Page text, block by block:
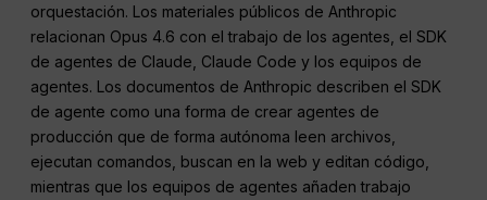
orquestación. Los materiales públicos de Anthropic
relacionan Opus 4.6 con el trabajo de los agentes, el SDK
de agentes de Claude, Claude Code y los equipos de
agentes. Los documentos de Anthropic describen el SDK
de agente como una forma de crear agentes de
producción que de forma autónoma leen archivos,
ejecutan comandos, buscan en la web y editan código,
mientras que los equipos de agentes añaden trabajo